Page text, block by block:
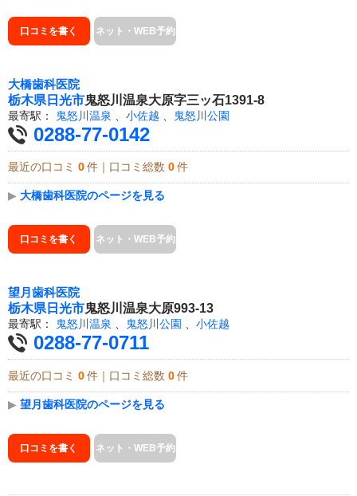
口コミを書く ネット・WEB予約
大橋歯科医院
栃木県 日光市鬼怒川温泉大原字三ッ石1391-8
最寄駅： 鬼怒川温泉 小佐越 鬼怒川公園
0288-77-0142
最近の口コミ 0 件｜口コミ総数 0 件
▶ 大橋歯科医院のページを見る
口コミを書く ネット・WEB予約
望月歯科医院
栃木県日光市鬼怒川温泉大原993-13
最寄駅： 鬼怒川温泉 、 鬼怒川公園 、 小佐越
0288-77-0711
最近の口コミ 0 件｜口コミ総数 0 件
▶ 望月歯科医院のページを見る
口コミを書く ネット・WEB予約